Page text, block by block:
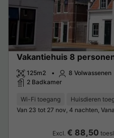
Vakantiehuis 8
125m2 8 Volwassenen
2 Badkamer
Wi-Fi toegang Huisdieren
Van 23 tot 27 nov, 4 nachten,
Excl. € 88,50